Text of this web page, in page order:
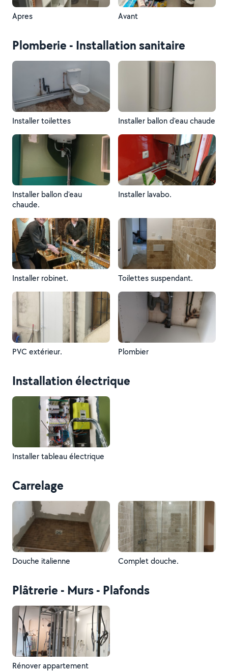
Apres Avant
Plomberie - Installation sanitaire
Installer toilettes Installer ballon d'eau chaude
Installer ballon d'eau
chaude.
Installer lavabo.
Installer robinet. Toilettes suspendant.
PVC extérieur. Plombier
Installation électrique
Installer tableau électrique
Carrelage
Douche italienne Complet douche.
Plâtrerie - Murs - Plafonds
Rénover appartement